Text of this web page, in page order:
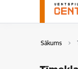
Sākums